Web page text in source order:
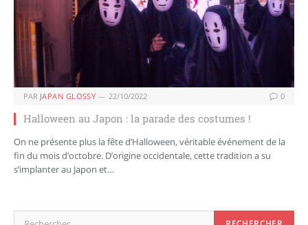
PAR JAPAN GLOSSY 22/10/2022 0
Halloween au Japon : la parade des costumes !
On ne présente plus la fête d’Halloween, véritable événement de la
fin du mois d’octobre. D’origine occidentale, cette tradition a su
s’implanter au Japon et…